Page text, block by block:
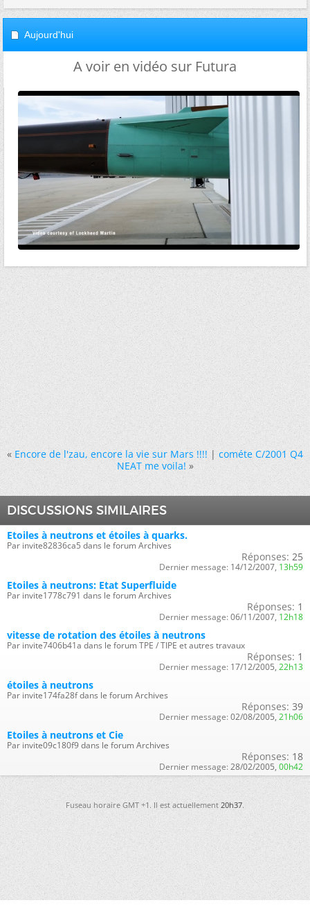
Aujourd'hui
A voir en vidéo sur Futura
« Encore de l'zau, encore la vie sur Mars !!!!|cométe C/2001 Q4
NEAT me voila! »
DISCUSSIONS SIMILAIRES
Etoiles à neutrons et étoiles à quarks.
Par invite82836ca5 dans le forum Archives
Réponses: 25
Dernier message: 14/12/2007, 13h59
Etoiles à neutrons: Etat Superfluide
Par invite1778c791 dans le forum Archives
Réponses: 1
Dernier message: 06/11/2007, 12h18
vitesse de rotation des étoiles à neutrons
Par invite7406b41a dans le forum TPE / TIPE et autres travaux
Réponses: 1
Dernier message: 17/12/2005, 22h13
étoiles à neutrons
Par invite174fa28f dans le forum Archives
Réponses: 39
Dernier message: 02/08/2005, 21h06
Etoiles à neutrons et Cie
Par invite09c180f9 dans le forum Archives
Réponses: 18
Dernier message: 28/02/2005, 00h42
Fuseau horaire GMT +1. Il est actuellement20h37.